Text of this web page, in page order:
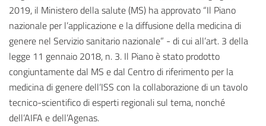
2019, il Ministero della salute (MS) ha approvato “Il Piano
nazionale per l’applicazione e la diffusione della medicina di
genere nel Servizio sanitario nazionale” - di cui all’art. 3 della
legge 11 gennaio 2018, n. 3. Il Piano è stato prodotto
congiuntamente dal MS e dal Centro di riferimento per la
medicina di genere dell’ISS con la collaborazione di un tavolo
tecnico-scientifico di esperti regionali sul tema, nonché
dell’AIFA e dell’Agenas.